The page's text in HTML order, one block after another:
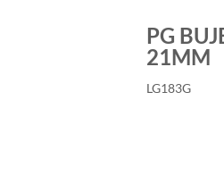
PG
21MM
LG183G